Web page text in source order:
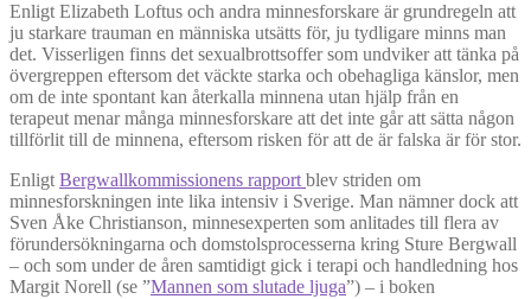
Enligt Elizabeth Loftus och andra minnesforskare är grundregeln att
ju starkare trauman en människa utsätts för, ju tydligare minns man
det. Visserligen finns det sexualbrottsoffer som undviker att tänka på
övergreppen eftersom det väckte starka och obehagliga känslor, men
om de inte spontant kan återkalla minnena utan hjälp från en
terapeut menar många minnesforskare att det inte går att sätta någon
tillförlit till de minnena, eftersom risken för att de är falska är för stor.
Enligt Bergwallkommissionens rapport blev striden om
minnesforskningen inte lika intensiv i Sverige. Man nämner dock att
Sven Åke Christianson, minnesexperten som anlitades till flera av
förundersökningarna och domstolsprocesserna kring Sture Bergwall
– och som under de åren samtidigt gick i terapi och handledning hos
Margit Norell (se ”Mannen som slutade ljuga”) – i boken